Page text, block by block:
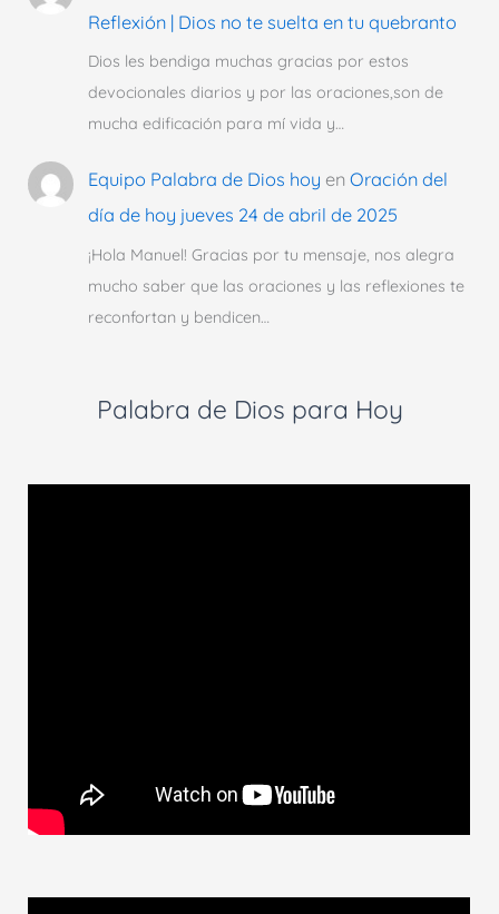
Reflexión | Dios no te suelta en tu quebranto
Dios les bendiga muchas gracias por estos
devocionales diarios y por las oraciones,son de
mucha edificación para mí vida y…
Equipo Palabra de Dios hoy en Oración del
día de hoy jueves 24 de abril de 2025
¡Hola Manuel! Gracias por tu mensaje, nos alegra
mucho saber que las oraciones y las reflexiones te
reconfortan y bendicen…
Palabra de Dios para Hoy